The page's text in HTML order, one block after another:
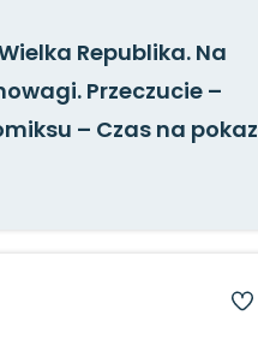
Republika. Na
Przeczucie –
– Czas na pokaz